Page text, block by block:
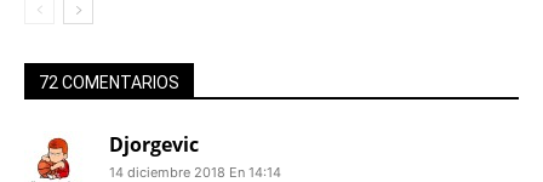
72 COMENTARIOS
Djorgevic
14 diciembre 2018 En 14:14